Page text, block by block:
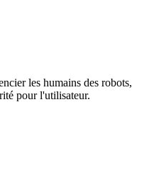
les humains des robots,
pour l'utilisateur.